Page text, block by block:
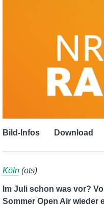
Bild-Infos Download
Köln (ots)
Im Juli schon was vor?
Sommer Open Air wieder